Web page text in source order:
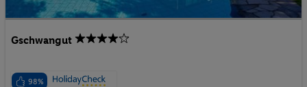
Gschwangut
98%